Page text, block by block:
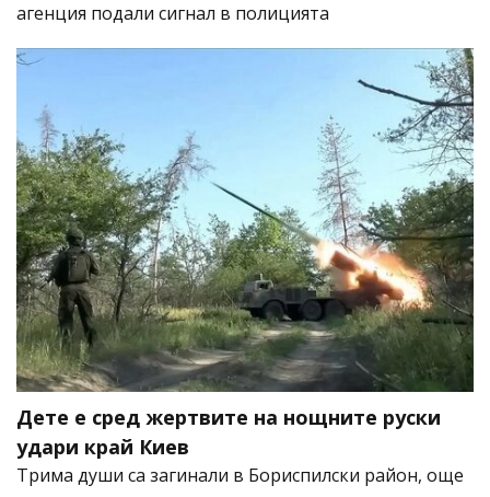
агенция подали сигнал в полицията
Дете е сред жертвите на нощните руски
удари край Киев
Трима души са загинали в Бориспилски район, още